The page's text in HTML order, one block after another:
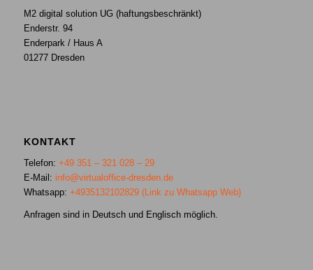
M2 digital solution UG (haftungsbeschränkt)
Enderstr. 94
Enderpark / Haus A
01277 Dresden
KONTAKT
Telefon: +49 351 – 321 028 – 29
E-Mail: info@virtualoffice-dresden.de
Whatsapp: +4935132102829 (Link zu Whatsapp Web)
Anfragen sind in Deutsch und Englisch möglich.